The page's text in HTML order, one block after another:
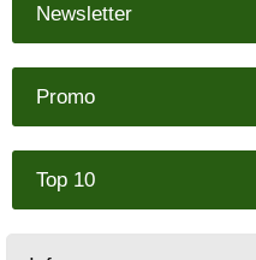
Newsletter
Promo
Top 10